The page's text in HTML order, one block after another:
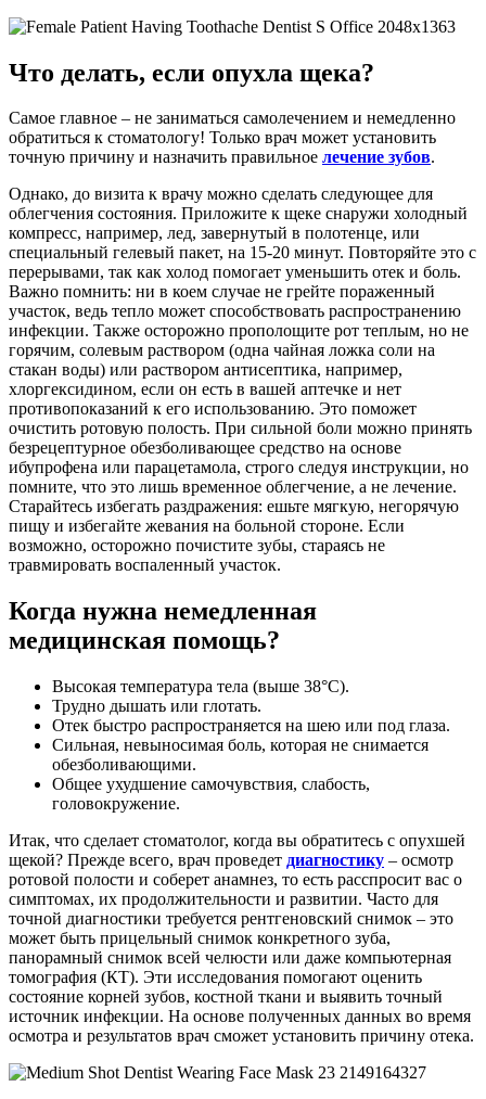
Что делать, если опухла щека?
Самое главное – не заниматься самолечением и немедленно
обратиться к стоматологу! Только врач может установить
точную причину и назначить правильное лечение зубов.
Однако, до визита к врачу можно сделать следующее для
облегчения состояния. Приложите к щеке снаружи холодный
компресс, например, лед, завернутый в полотенце, или
специальный гелевый пакет, на 15-20 минут. Повторяйте это с
перерывами, так как холод помогает уменьшить отек и боль.
Важно помнить: ни в коем случае не грейте пораженный
участок, ведь тепло может способствовать распространению
инфекции. Также осторожно прополощите рот теплым, но не
горячим, солевым раствором (одна чайная ложка соли на
стакан воды) или раствором антисептика, например,
хлоргексидином, если он есть в вашей аптечке и нет
противопоказаний к его использованию. Это поможет
очистить ротовую полость. При сильной боли можно принять
безрецептурное обезболивающее средство на основе
ибупрофена или парацетамола, строго следуя инструкции, но
помните, что это лишь временное облегчение, а не лечение.
Старайтесь избегать раздражения: ешьте мягкую, негорячую
пищу и избегайте жевания на больной стороне. Если
возможно, осторожно почистите зубы, стараясь не
травмировать воспаленный участок.
Когда нужна немедленная
медицинская помощь?
Высокая температура тела (выше 38°C).
Трудно дышать или глотать.
Отек быстро распространяется на шею или под глаза.
Сильная, невыносимая боль, которая не снимается
обезболивающими.
Общее ухудшение самочувствия, слабость,
головокружение.
Итак, что сделает стоматолог, когда вы обратитесь с опухшей
щекой? Прежде всего, врач проведет диагностику – осмотр
ротовой полости и соберет анамнез, то есть расспросит вас о
симптомах, их продолжительности и развитии. Часто для
точной диагностики требуется рентгеновский снимок – это
может быть прицельный снимок конкретного зуба,
панорамный снимок всей челюсти или даже компьютерная
томография (КТ). Эти исследования помогают оценить
состояние корней зубов, костной ткани и выявить точный
источник инфекции. На основе полученных данных во время
осмотра и результатов врач сможет установить причину отека.